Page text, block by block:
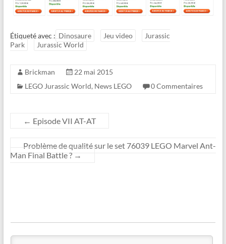
Étiqueté avec : Dinosaure Jeu video
Jurassic
Park
Jurassic World
Brickman
22 mai 2015
LEGO Jurassic World, News LEGO 0 Commentaires
← Episode VII AT-AT
Problème de qualité sur le set 76039 LEGO Marvel Ant-
Man Final Battle ? →